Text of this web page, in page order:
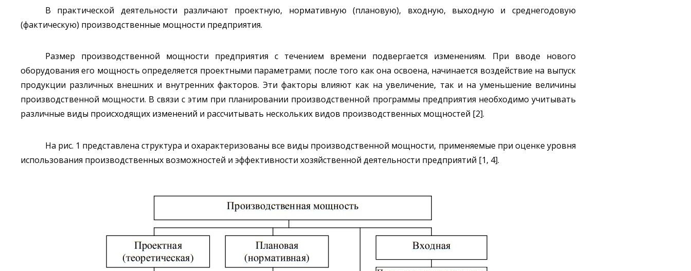
В практической деятельности различают проектную, нормативную (плановую), входную, выходную и среднегодовую
(фактическую) производственные мощности предприятия.
Размер производственной мощности предприятия с течением времени подвергается изменениям. При вводе нового
оборудования его мощность определяется проектными параметрами; после того как она освоена, начинается воздействие на выпуск
продукции различных внешних и внутренних факторов. Эти факторы влияют как на увеличение, так и на уменьшение величины
производственной мощности. В связи с этим при планировании производственной программы предприятия необходимо учитывать
различные виды происходящих изменений и рассчитывать нескольких видов производственных мощностей [2].
На рис. 1 представлена структура и охарактеризованы все виды производственной мощности, применяемые при оценке уровня
использования производственных возможностей и эффективности хозяйственной деятельности предприятий [1, 4].